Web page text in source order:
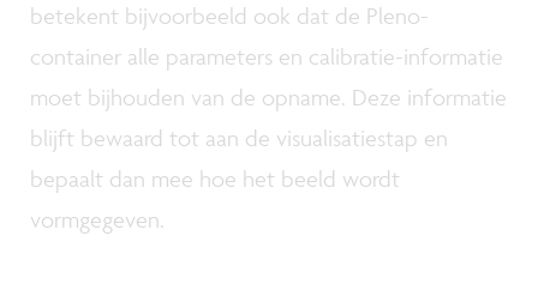
betekent bijvoorbeeld ook dat de Pleno-
container alle parameters en calibratie-informatie
moet bijhouden van de opname. Deze informatie
blijft bewaard tot aan de visualisatiestap en
bepaalt dan mee hoe het beeld wordt
vormgegeven.